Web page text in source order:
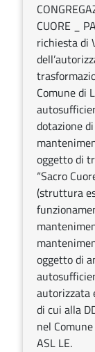
CUORE _
richiesta di
Comune di
dotazione
oggetto di
“Sacro
(struttura
oggetto di
autorizzata
di cui alla
nel
ASL LE.